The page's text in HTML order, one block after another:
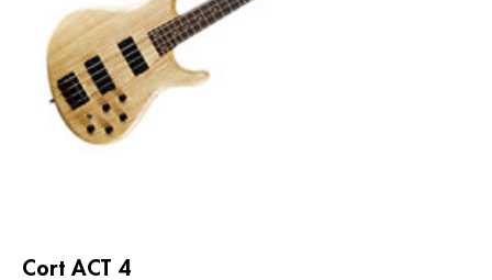
Cort ACT 4